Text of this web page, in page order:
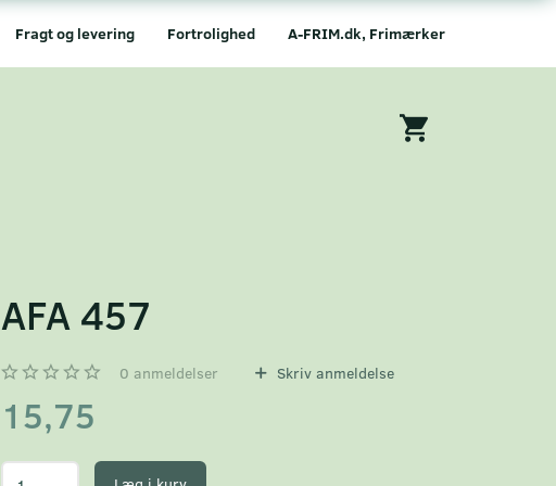
A-FRIM.dk, Frimærker
Fortrolighed
Fragt og levering
AFA 457
0 anmeldelser Skriv anmeldelse
15,75